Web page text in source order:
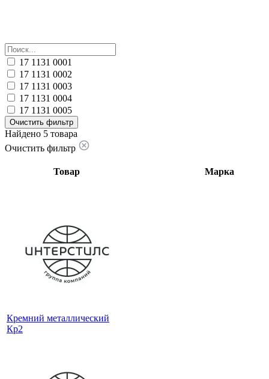
17 1131 0001
17 1131 0002
17 1131 0003
17 1131 0004
17 1131 0005
Очистить фильтр
Найдено 5 товара
Очистить фильтр
Товар Марка
Кремний металлический
Кр2